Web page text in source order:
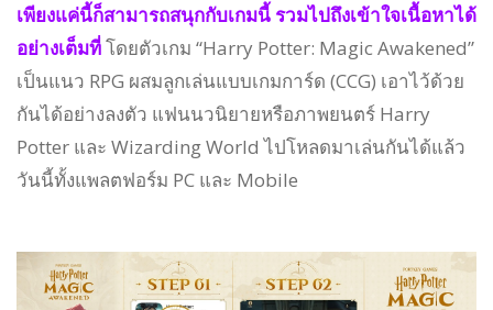
เพียงแค่นี้ก็สามารถสนุกกับเกมนี้ รวมไปถึงเข้าใจเนื้อหาได้
อย่างเต็มที่โดยตัวเกม “Harry Potter: Magic Awakened”
เป็นแนว RPG ผสมลูกเล่นแบบเกมการ์ด (CCG) เอาไว้ด้วย
กันได้อย่างลงตัว แฟนนวนิยายหรือภาพยนตร์ Harry
Potter และ Wizarding World ไปโหลดมาเล่นกันได้แล้ว
วันนี้ทั้งแพลตฟอร์ม PC และ Mobile